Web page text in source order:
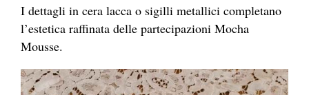
I dettagli in cera lacca o sigilli metallici completano
l’estetica raffinata delle partecipazioni Mocha
Mousse.